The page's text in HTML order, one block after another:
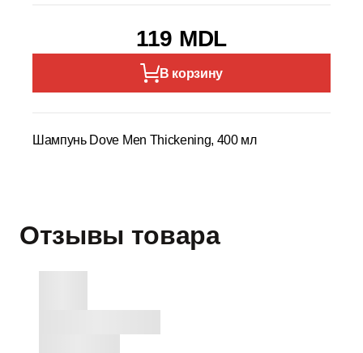
119 MDL
В корзину
Шампунь Dove Men Thickening, 400 мл
Отзывы товара